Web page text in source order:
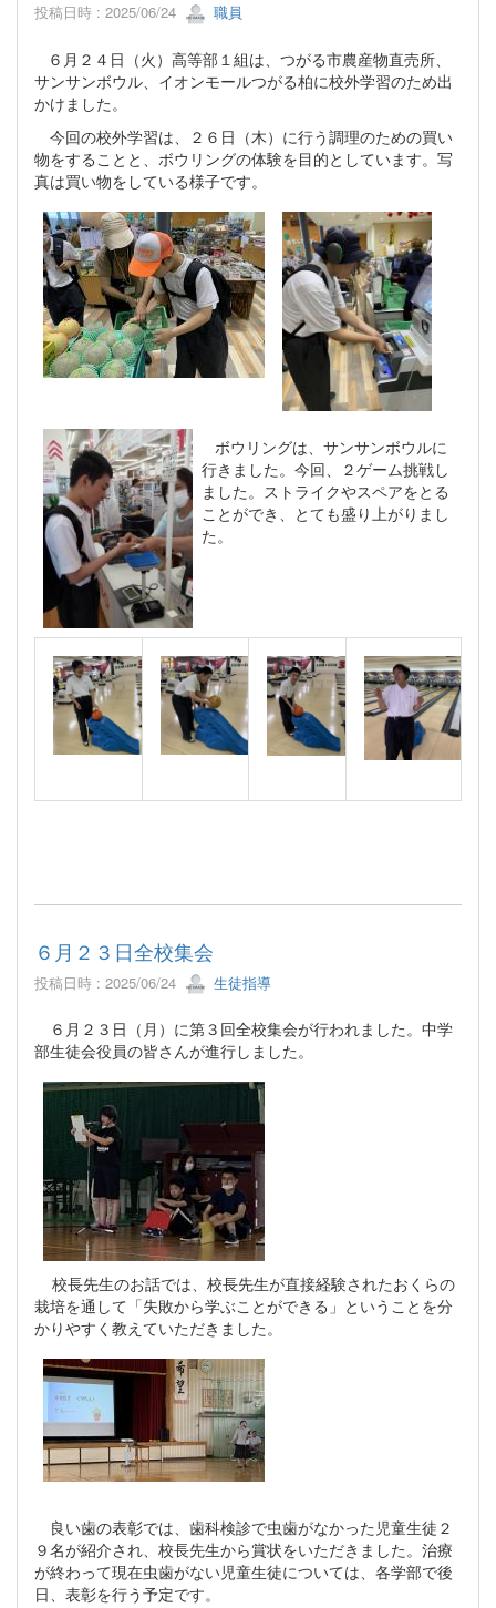
投稿日時 : 2025/06/24 職員
６月２４日（火）高等部１組は、つがる市農産物直売所、
サンサンボウル、イオンモールつがる柏に校外学習のため出
かけました。
今回の校外学習は、２６日（木）に行う調理のための買い
物をすることと、ボウリングの体験を目的としています。写
真は買い物をしている様子です。
ボウリングは、サンサンボウルに
行きました。今回、２ゲーム挑戦し
ました。ストライクやスペアをとる
ことができ、とても盛り上がりまし
た。
６月２３日全校集会
投稿日時 : 2025/06/24 生徒指導
６月２３日（月）に第３回全校集会が行われました。中学
部生徒会役員の皆さんが進行しました。
校長先生のお話では、校長先生が直接経験されたおくらの
栽培を通して「失敗から学ぶことができる」ということを分
かりやすく教えていただきました。
良い歯の表彰では、歯科検診で虫歯がなかった児童生徒２
９名が紹介され、校長先生から賞状をいただきました。治療
が終わって現在虫歯がない児童生徒については、各学部で後
日、表彰を行う予定です。